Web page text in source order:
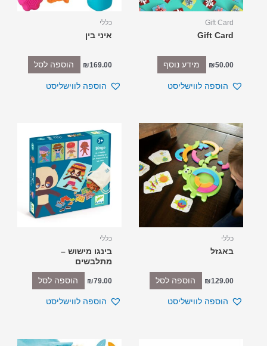
Gift Card
Gift Card
₪50.00 מידע נוסף
הוספה לווישליסט
כללי
איני בין
₪169.00 הוספה לסל
הוספה לווישליסט
כללי
באגזל
₪129.00 הוספה לסל
הוספה לווישליסט
כללי
בינגו מישוש –
מתלבשים
₪79.00 הוספה לסל
הוספה לווישליסט